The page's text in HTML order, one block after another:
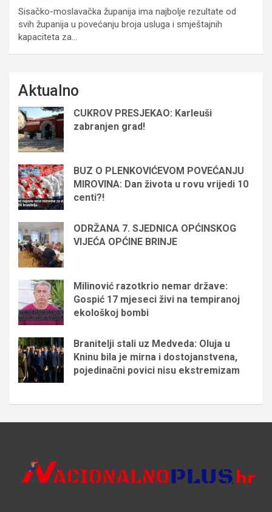
Sisačko-moslavačka županija ima najbolje rezultate od
svih županija u povećanju broja usluga i smještajnih
kapaciteta za…
Aktualno
CUKROV PRESJEKAO: Karleuši
zabranjen grad!
BUZ O PLENKOVIĆEVOM POVEĆANJU
MIROVINA: Dan života u rovu vrijedi 10
centi?!
ODRŽANA 7. SJEDNICA OPĆINSKOG
VIJEĆA OPĆINE BRINJE
Milinović razotkrio nemar države:
Gospić 17 mjeseci živi na tempiranoj
ekološkoj bombi
Branitelji stali uz Medveda: Oluja u
Kninu bila je mirna i dostojanstvena,
pojedinačni povici nisu ekstremizam